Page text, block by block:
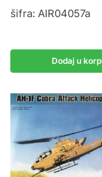
šifra: AIR04057a
Dodaj u